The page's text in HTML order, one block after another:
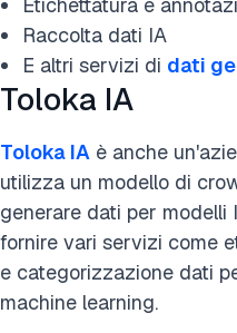
Raccolta dati IA
E altri servizi di dati
Toloka IA
Toloka IA è anche
utilizza un modello di
generare dati per modelli
fornire vari servizi come
e categorizzazione dati
machine learning.